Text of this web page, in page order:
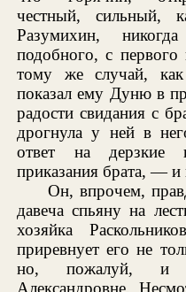
честный, сильный,
Разумихин,
подобного, с первого
тому же случай,
показал ему Дуню в
радости свидания с
дрогнула у ней в
ответ на дерзкие и
приказания брата, — и
Он, впрочем,
давеча спьяну на
хозяйка
приревнует его не
но, пожалуй, и
Александровне.